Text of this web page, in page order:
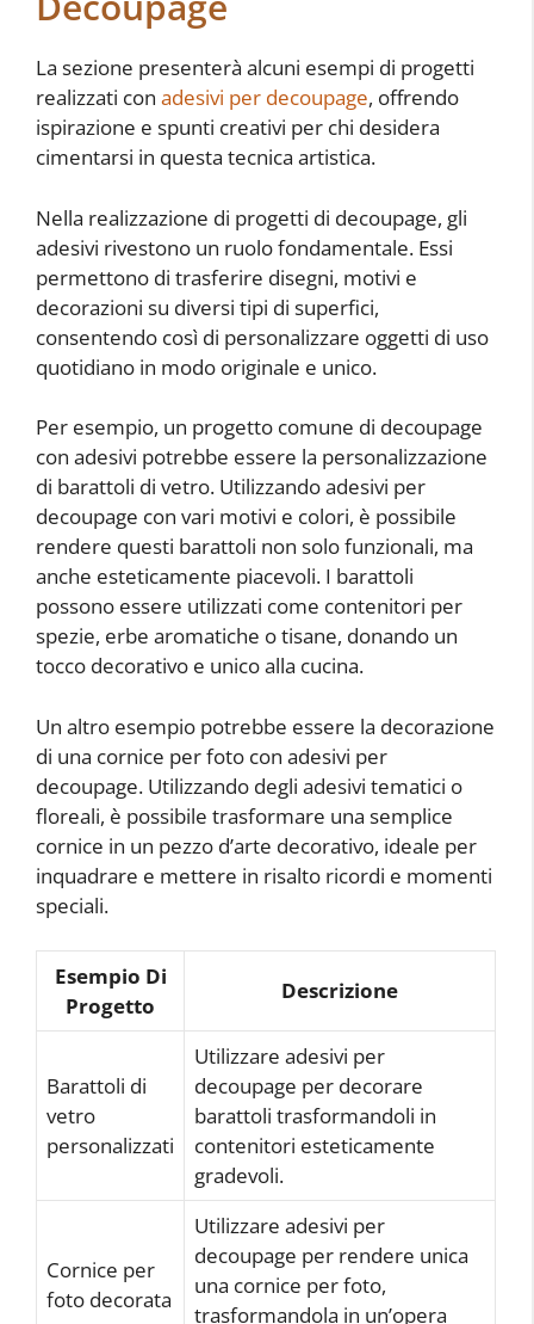
La sezione presenterà alcuni esempi di progetti
realizzati con adesivi per decoupage, offrendo
ispirazione e spunti creativi per chi desidera
cimentarsi in questa tecnica artistica.
Nella realizzazione di progetti di decoupage, gli
adesivi rivestono un ruolo fondamentale. Essi
permettono di trasferire disegni, motivi e
decorazioni su diversi tipi di superfici,
consentendo così di personalizzare oggetti di uso
quotidiano in modo originale e unico.
Per esempio, un progetto comune di decoupage
con adesivi potrebbe essere la personalizzazione
di barattoli di vetro. Utilizzando adesivi per
decoupage con vari motivi e colori, è possibile
rendere questi barattoli non solo funzionali, ma
anche esteticamente piacevoli. I barattoli
possono essere utilizzati come contenitori per
spezie, erbe aromatiche o tisane, donando un
tocco decorativo e unico alla cucina.
Un altro esempio potrebbe essere la decorazione
di una cornice per foto con adesivi per
decoupage. Utilizzando degli adesivi tematici o
floreali, è possibile trasformare una semplice
cornice in un pezzo d’arte decorativo, ideale per
inquadrare e mettere in risalto ricordi e momenti
speciali.
Esempio Di
Progetto
Descrizione
Barattoli di
vetro
personalizzati
Utilizzare adesivi per
decoupage per decorare
barattoli trasformandoli in
contenitori esteticamente
gradevoli.
Cornice per
foto decorata
Utilizzare adesivi per
decoupage per rendere unica
una cornice per foto,
trasformandola in un’opera